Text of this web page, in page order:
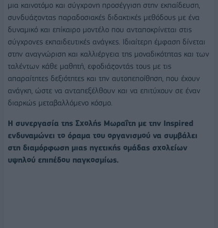
μια καινοτόμο και σύγχρονη προσέγγιση στην εκπαίδευση,
συνδυάζοντας παραδοσιακές διδακτικές μεθόδους με ένα
δυναμικό και επίκαιρο μοντέλο που ανταποκρίνεται στις
σύγχρονες εκπαιδευτικές ανάγκες. Ιδιαίτερη έμφαση δίνεται
στην αναγνώριση και καλλιέργεια της μοναδικότητας και των
ταλέντων κάθε μαθητή, εφοδιάζοντάς τους με τις
απαραίτητες δεξιότητες και την αυτοπεποίθηση, που έχουν
ανάγκη, ώστε να ανταπεξέλθουν και να επιτύχουν σε έναν
διαρκώς μεταβαλλόμενο κόσμο.
Η συνεργασία της Σχολής Μωραΐτη με την Inspired
ενδυναμώνει το όραμα του οργανισμού να συμβάλει
στη διαμόρφωση μιας ηγετικής ομάδας σχολείων
υψηλού επιπέδου παγκοσμίως.